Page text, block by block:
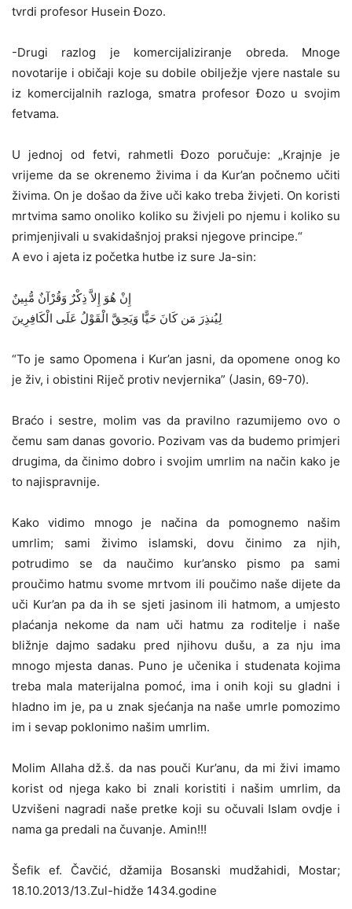
tvrdi profesor Husein Đozo.
-Drugi razlog je komercijaliziranje obreda. Mnoge
novotarije i običaji koje su dobile obilježje vjere nastale su
iz komercijalnih razloga, smatra profesor Đozo u svojim
fetvama.
U jednoj od fetvi, rahmetli Đozo poručuje: „Krajnje je
vrijeme da se okrenemo živima i da Kur’an počnemo učiti
živima. On je došao da žive uči kako treba živjeti. On koristi
mrtvima samo onoliko koliko su živjeli po njemu i koliko su
primjenjivali u svakidašnjoj praksi njegove principe.“
A evo i ajeta iz početka hutbe iz sure Ja-sin:
إِنْ هُوَ إِلاَّ ذِكْرٌ وَقُرْآنٌ مُّبِينٌ
لِيُنذِرَ مَن كَانَ حَيًّا وَيَحِقَّ الْقَوْلُ عَلَى الْكَافِرِينَ
“To je samo Opomena i Kur’an jasni, da opomene onog ko
je živ, i obistini Riječ protiv nevjernika” (Jasin, 69-70).
Braćo i sestre, molim vas da pravilno razumijemo ovo o
čemu sam danas govorio. Pozivam vas da budemo primjeri
drugima, da činimo dobro i svojim umrlim na način kako je
to najispravnije.
Kako vidimo mnogo je načina da pomognemo našim
umrlim; sami živimo islamski, dovu činimo za njih,
potrudimo se da naučimo kur’ansko pismo pa sami
proučimo hatmu svome mrtvom ili poučimo naše dijete da
uči Kur’an pa da ih se sjeti jasinom ili hatmom, a umjesto
plaćanja nekome da nam uči hatmu za roditelje i naše
bližnje dajmo sadaku pred njihovu dušu, a za nju ima
mnogo mjesta danas. Puno je učenika i studenata kojima
treba mala materijalna pomoć, ima i onih koji su gladni i
hladno im je, pa u znak sjećanja na naše umrle pomozimo
im i sevap poklonimo našim umrlim.
Molim Allaha dž.š. da nas pouči Kur’anu, da mi živi imamo
korist od njega kako bi znali koristiti i našim umrlim, da
Uzvišeni nagradi naše pretke koji su očuvali Islam ovdje i
nama ga predali na čuvanje. Amin!!!
Šefik ef. Čavčić, džamija Bosanski mudžahidi, Mostar;
18.10.2013/13.Zul-hidže 1434.godine